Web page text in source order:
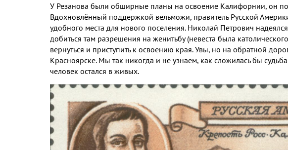
У Резанова были обширные планы на освоение Калифорнии, он
Вдохновлённый поддержкой вельможи, правитель Русской
удобного места для нового поселения. Николай Петрович
добиться там разрешения на женитьбу(невеста была
вернуться и приступить к освоению края.Увы, но на обратной
Красноярске. Мы так никогда и не узнаем, как сложилась бы
человек остался в живых.